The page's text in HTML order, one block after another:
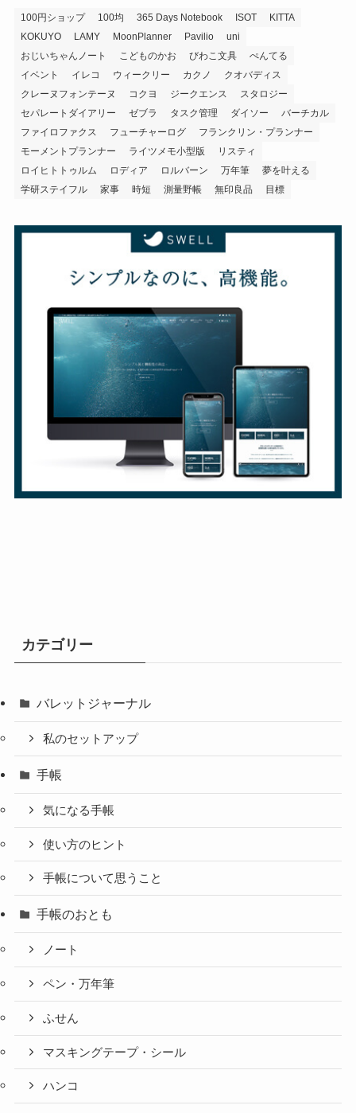
100円ショップ 100均 365 Days Notebook ISOT
KITTA
KOKUYO
LAMY MoonPlanner Pavilio
uni
おじいちゃんノート
こどものかお びわこ文具
ぺんてる
イベント
イレコ ウィークリー カクノ
クオバディス
クレーヌフォンテーヌ
コクヨ ジークエンス
スタロジー
セパレートダイアリー
ゼブラ タスク管理 ダイソー
バーチカル
ファイロファクス
フューチャーログ
フランクリン・プランナー
モーメントプランナー
ライツメモ小型版
リスティ
ロイヒトトゥルム
ロディア ロルバーン 万年筆
夢を叶える
学研ステイフル
家事 時短 測量野帳 無印良品 目標
カテゴリー
バレットジャーナル
私のセットアップ
手帳
気になる手帳
使い方のヒント
手帳について思うこと
手帳のおとも
ノート
ペン・万年筆
ふせん
マスキングテープ・シール
ハンコ